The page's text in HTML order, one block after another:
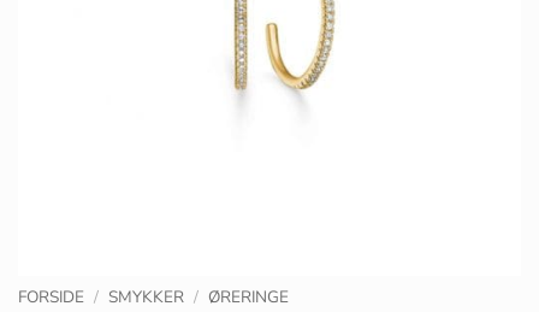
FORSIDE / SMYKKER / ØRERINGE